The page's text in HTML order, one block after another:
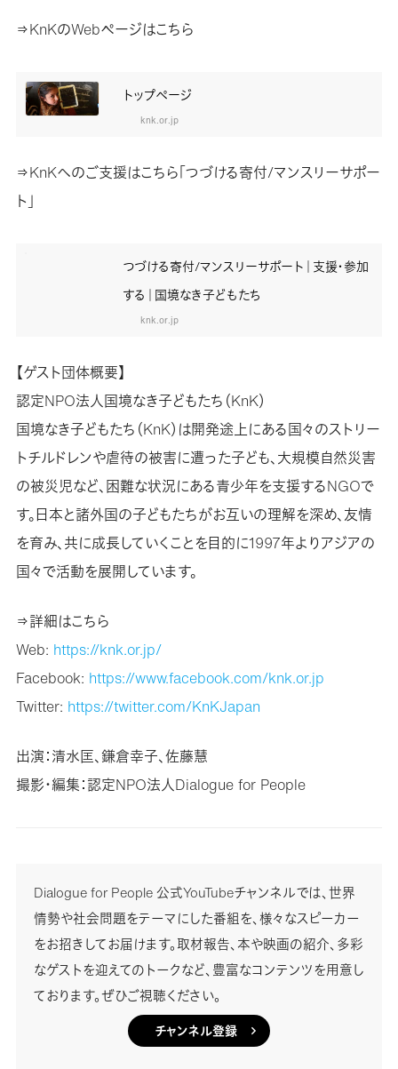
⇒KnKのWebページはこちら
トップページ
knk.or.jp
⇒KnKへのご支援はこちら「つづける寄付/マンスリーサポー
ト」
つづける寄付/マンスリーサポート｜支援・参加
する｜国境なき子どもたち
knk.or.jp
【ゲスト団体概要】
認定NPO法人国境なき子どもたち（KnK）
国境なき子どもたち（KnK）は開発途上にある国々のストリー
トチルドレンや虐待の被害に遭った子ども、大規模自然災害
の被災児など、困難な状況にある青少年を支援するNGOで
す。日本と諸外国の子どもたちがお互いの理解を深め、友情
を育み、共に成長していくことを目的に1997年よりアジアの
国々で活動を展開しています。
⇒詳細はこちら
Web: https://knk.or.jp/
Facebook: https://www.facebook.com/knk.or.jp
Twitter: https://twitter.com/KnKJapan
出演：清水匡、鎌倉幸子、佐藤慧
撮影・編集：認定NPO法人Dialogue for People
Dialogue for People 公式YouTubeチャンネルでは、世界
情勢や社会問題をテーマにした番組を、様々なスピーカー
をお招きしてお届けます。取材報告、本や映画の紹介、多彩
なゲストを迎えてのトークなど、豊富なコンテンツを用意し
ております。ぜひご視聴ください。
チャンネル登録